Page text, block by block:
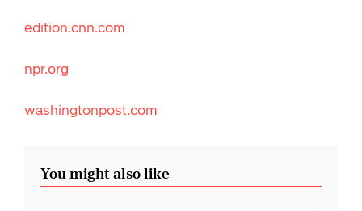
edition.cnn.com
npr.org
washingtonpost.com
You might also like